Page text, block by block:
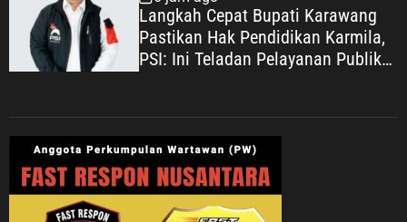
Langkah Cepat Bupati Karawang
Pastikan Hak Pendidikan Karmila,
PSI: Ini Teladan Pelayanan Publik